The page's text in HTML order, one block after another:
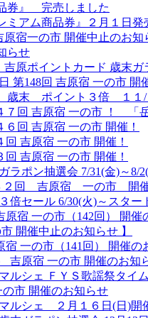
券』 完売しました
ミアム商品券』２月１日発
原宿一の市 開催中止のお知
らせ
原ポイントカード 歳末
第148回 吉原宿 一の市 開
歳末 ポイント３倍 １１/
７回 吉原宿 一の市 ！ 「
６回 吉原宿 一の市 開催！
回 吉原宿 一の市 開催！
吉原宿 一の市 開催！
ラポン抽選会 7/31(金)～8/2(
２回 吉原宿 一の市 開催
倍セール 6/30(火)～スター
宿 一の市（142回） 開催
開催中止のお知らせ 】
宿 一の市（141回） 開催の
吉原宿 一の市 開催のお知
ルシェ ＦＹＳ歌謡祭タイ
市 開催のお知らせ
ルシェ ２月１６日(日)開